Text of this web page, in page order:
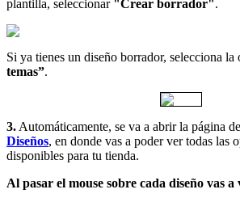
plantilla, seleccionar "Crear borrador".
Si ya tienes un diseño borrador, selecciona la
temas”.
3. Automáticamente, se va a abrir la página de
Diseños, en donde vas a poder ver todas las
disponibles para tu tienda.
Al pasar el mouse sobre cada diseño vas a